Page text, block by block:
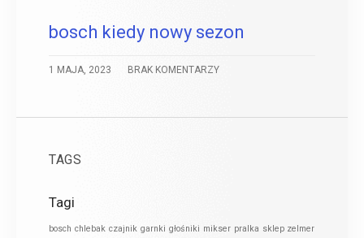
bosch kiedy nowy sezon
1 MAJA, 2023 BRAK KOMENTARZY
TAGS
Tagi
bosch chlebak czajnik garnki głośniki mikser pralka sklep zelmer